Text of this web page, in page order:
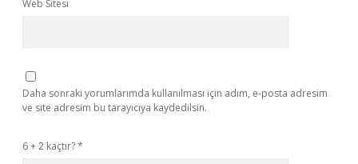
Web Sitesi
Daha sonraki yorumlarımda kullanılması için adım, e-posta adresim
ve site adresim bu tarayıcıya kaydedilsin.
6 + 2 kaçtır?*